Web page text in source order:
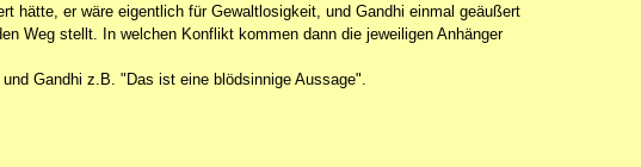
hätte, er wäre eigentlich für Gewaltlosigkeit, und Gandhi einmal geäußert
Weg stellt. In welchen Konflikt kommen dann die jeweiligen Anhänger
Gandhi z.B. "Das ist eine blödsinnige Aussage".